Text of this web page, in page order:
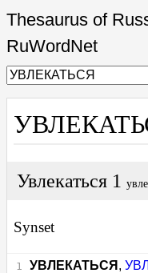
Thesaurus of
RuWordNet
Увлекаться 1
Synset
УВЛЕКАТЬСЯ ,